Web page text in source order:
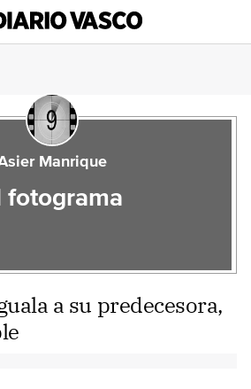
Manrique
fotograma
a su predecesora,